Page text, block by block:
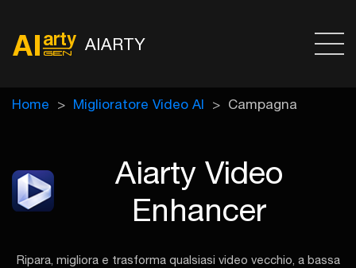
AIARTY
Home Miglioratore Video AI Campagna
Aiarty Video
Enhancer
Ripara, migliora e trasforma qualsiasi video vecchio, a bassa